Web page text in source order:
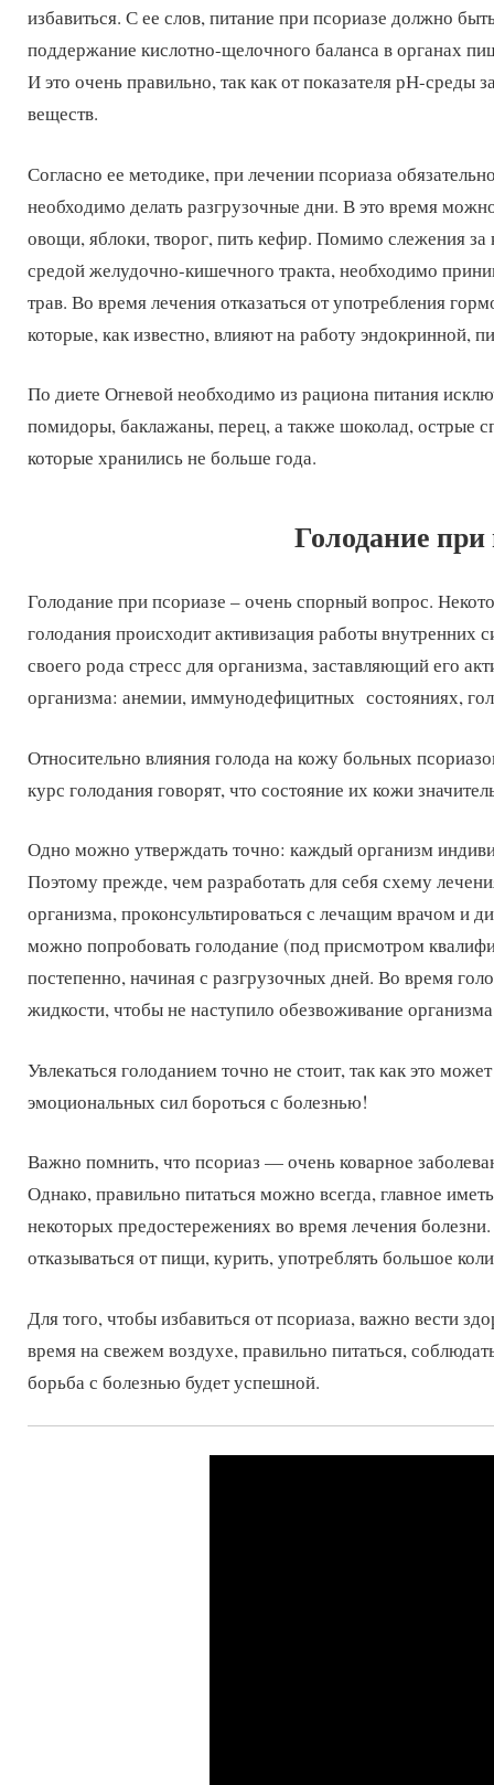
избавиться. С ее слов, питание при псориазе должно
поддержание кислотно-щелочного баланса в органах
И это очень правильно, так как от показателя рН-среды
веществ.
Согласно ее методике, при лечении псориаза
необходимо делать разгрузочные дни. В это время
овощи, яблоки, творог, пить кефир. Помимо слежения
средой желудочно-кишечного тракта, необходимо
трав. Во время лечения отказаться от употребления
которые, как известно, влияют на работу эндокринной,
По диете Огневой необходимо из рациона питания
помидоры, баклажаны, перец, а также шоколад, острые
которые хранились не больше года.
Голодание при
Голодание при псориазе – очень спорный вопрос.
голодания происходит активизация работы внутренних
своего рода стресс для организма, заставляющий его
организма: анемии, иммунодефицитных состояниях,
Относительно влияния голода на кожу больных
курс голодания говорят, что состояние их кожи
Одно можно утверждать точно: каждый организм
Поэтому прежде, чем разработать для себя схему
организма, проконсультироваться с лечащим врачом и
можно попробовать голодание (под присмотром
постепенно, начиная с разгрузочных дней. Во время
жидкости, чтобы не наступило обезвоживание
Увлекаться голоданием точно не стоит, так как это
эмоциональных сил бороться с болезнью!
Важно помнить, что псориаз — очень коварное
Однако, правильно питаться можно всегда, главное
некоторых предостережениях во время лечения
отказываться от пищи, курить, употреблять большое
Для того, чтобы избавиться от псориаза, важно вести
время на свежем воздухе, правильно питаться,
борьба с болезнью будет успешной.